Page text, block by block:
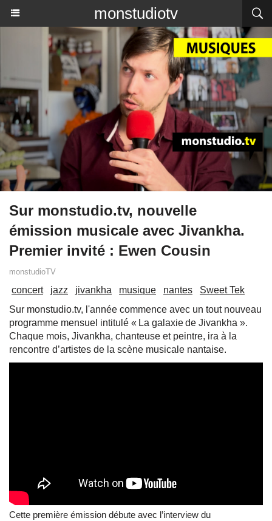
monstudiotv
Sur monstudio.tv, nouvelle
émission musicale avec Jivankha.
Premier invité : Ewen Cousin
monstudioTV
concert jazz jivankha musique nantes
Sweet Tek
Sur monstudio.tv, l'année commence avec un tout nouveau
programme mensuel intitulé « La galaxie de Jivankha ».
Chaque mois, Jivankha, chanteuse et peintre, ira à la
rencontre d’artistes de la scène musicale nantaise.
Cette première émission débute avec l’interview du